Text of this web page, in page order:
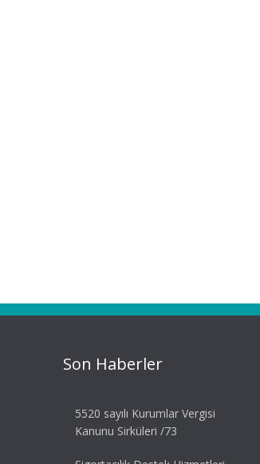
Son Haberler
5520 sayılı Kurumlar Vergisi
Kanunu Sirküleri /73